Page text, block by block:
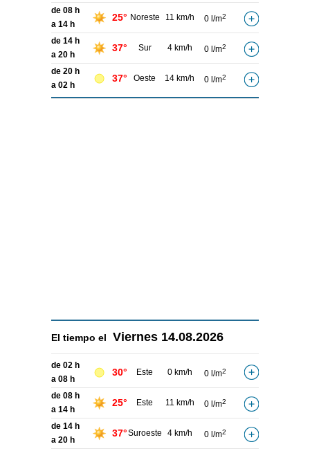
de 08 h
a 14 h
25° Noreste 11 km/h 0 l/m2
de 14 h
a 20 h
37° Sur 4 km/h 0 l/m2
de 20 h
a 02 h
37° Oeste 14 km/h 0 l/m2
El tiempo el Viernes 14.08.2026
de 02 h
a 08 h
30° Este 0 km/h 0 l/m2
de 08 h
a 14 h
25° Este 11 km/h 0 l/m2
de 14 h
a 20 h
37°Suroeste 4 km/h 0 l/m2